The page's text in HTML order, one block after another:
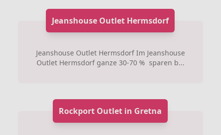
Jeanshouse Outlet Hermsdorf
Jeanshouse Outlet Hermsdorf Im Jeanshouse
Outlet Hermsdorf ganze 30-70 % sparen b...
Rockport Outlet in Gretna